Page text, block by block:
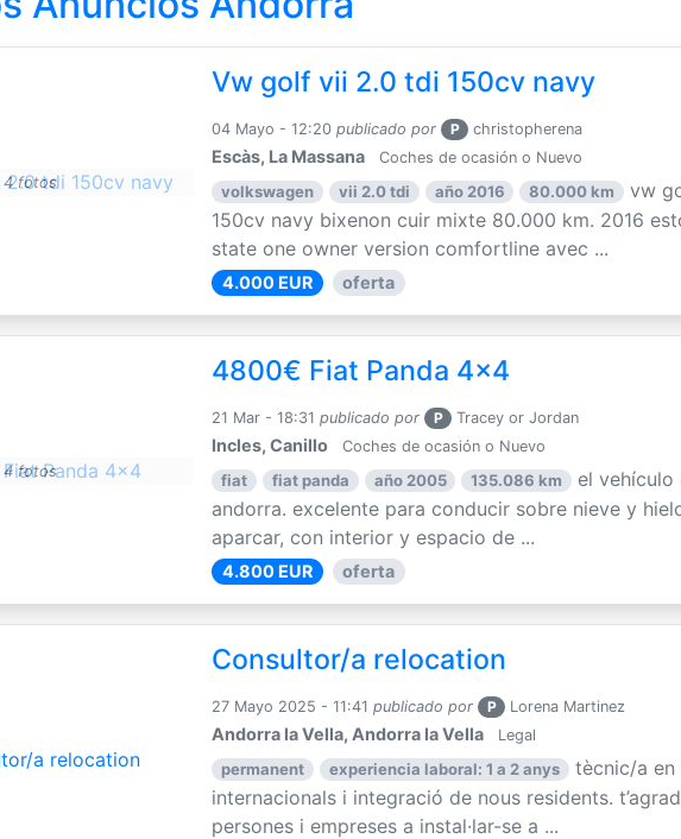
4 fotos
Vw golf vii 2.0 tdi 150cv navy
04 Mayo - 12:20 publicado por P christopherena
Escàs, La Massana Coches de ocasión o Nuevo
volkswagen vii 2.0 tdi año 2016 80.000 km
vw
150cv navy bixenon cuir mixte 80.000 km. 2016
state one owner version comfortline avec ...
4.000 EUR oferta
4 fotos
4800€ Fiat Panda 4x4
21 Mar - 18:31 publicado por P Tracey or Jordan
Incles, Canillo Coches de ocasión o Nuevo
fiat fiat panda año 2005 135.086 km
el
andorra. excelente para conducir sobre nieve y
aparcar, con interior y espacio de ...
4.800 EUR oferta
Consultor/a relocation
27 Mayo 2025 - 11:41 publicado por P Lorena Martinez
Andorra la Vella, Andorra la Vella Legal
permanent experiencia laboral: 1 a 2 anys
tècnic/a en
internacionals i integració de nous residents.
persones i empreses a instal·lar-se a ...